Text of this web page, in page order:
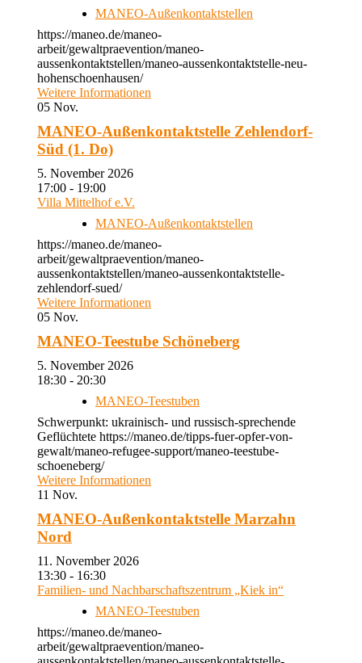
MANEO-Außenkontaktstellen
https://maneo.de/maneo-
arbeit/gewaltpraevention/maneo-
aussenkontaktstellen/maneo-aussenkontaktstelle-neu-
hohenschoenhausen/
Weitere Informationen
05 Nov.
MANEO-Außenkontaktstelle Zehlendorf-
Süd (1. Do)
5. November 2026
17:00 - 19:00
Villa Mittelhof e.V.
MANEO-Außenkontaktstellen
https://maneo.de/maneo-
arbeit/gewaltpraevention/maneo-
aussenkontaktstellen/maneo-aussenkontaktstelle-
zehlendorf-sued/
Weitere Informationen
05 Nov.
MANEO-Teestube Schöneberg
5. November 2026
18:30 - 20:30
MANEO-Teestuben
Schwerpunkt: ukrainisch- und russisch-sprechende
Geflüchtete https://maneo.de/tipps-fuer-opfer-von-
gewalt/maneo-refugee-support/maneo-teestube-
schoeneberg/
Weitere Informationen
11 Nov.
MANEO-Außenkontaktstelle Marzahn
Nord
11. November 2026
13:30 - 16:30
Familien- und Nachbarschaftszentrum „Kiek in“
MANEO-Teestuben
https://maneo.de/maneo-
arbeit/gewaltpraevention/maneo-